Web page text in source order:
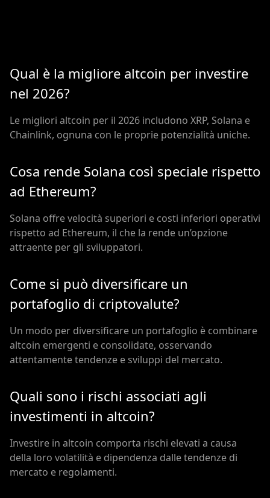
Qual è la migliore altcoin per investire
nel 2026?
Le migliori altcoin per il 2026 includono XRP, Solana e
Chainlink, ognuna con le proprie potenzialità uniche.
Cosa rende Solana così speciale rispetto
ad Ethereum?
Solana offre velocità superiori e costi inferiori operativi
rispetto ad Ethereum, il che la rende un’opzione
attraente per gli sviluppatori.
Come si può diversificare un
portafoglio di criptovalute?
Un modo per diversificare un portafoglio è combinare
altcoin emergenti e consolidate, osservando
attentamente tendenze e sviluppi del mercato.
Quali sono i rischi associati agli
investimenti in altcoin?
Investire in altcoin comporta rischi elevati a causa
della loro volatilità e dipendenza dalle tendenze di
mercato e regolamenti.